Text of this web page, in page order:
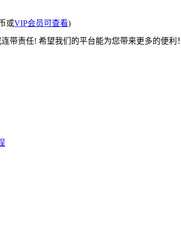
或VIP会员可查看)
带责任! 希望我们的平台能为您带来更多的便利！